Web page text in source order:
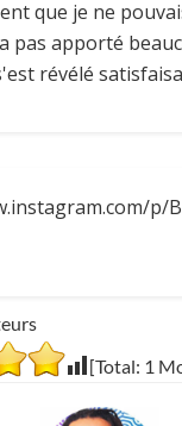
que je ne
pas apporté
révélé
p/
[Total: 1